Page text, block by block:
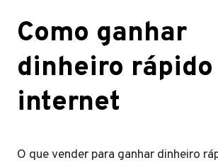
Como ganhar
dinheiro rápido
internet
O que vender para ganhar dinheiro